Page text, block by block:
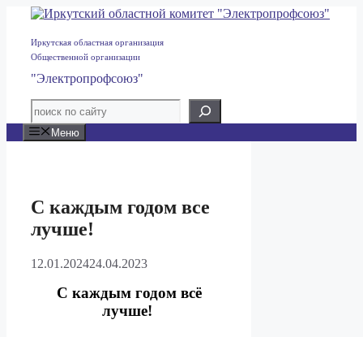
Перейти
содержимому
Иркутская областная организация
Общественной организации
"Электропрофсоюз"
Меню
С каждым годом все
лучше!
12.01.202424.04.2023
С каждым годом всё
лучше!